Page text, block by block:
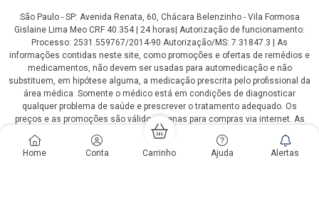
Home Conta Carrinho Ajuda Alertas
São Paulo - SP: Avenida Renata, 60, Chácara Belenzinho - Vila Formosa
Gislaine Lima Meo CRF 40.354 | 24 horas| Autorização de funcionamento:
Processo: 2531.559767/2014-90 Autorização/MS: 7.31847.3 | As
informações contidas neste site, como promoções e ofertas de remédios e
medicamentos, não devem ser usadas para automedicação e não
substituem, em hipótese alguma, a medicação prescrita pelo profissional da
área médica. Somente o médico está em condições de diagnosticar
qualquer problema de saúde e prescrever o tratamento adequado. Os
preços e as promoções são válidos apenas para compras via internet. As
fotos contidas em nosso site são meramente ilustrativas. *Preços e
disponibilidade sujeitos a alterações no decorrer do dia. Antibióticos e
antimicrobianos vendas apenas em lojas físicas ou televendas. Portaria nº